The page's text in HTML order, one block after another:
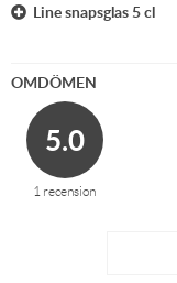
Line snapsglas 5 cl
OMDÖMEN
5.0
1 recension